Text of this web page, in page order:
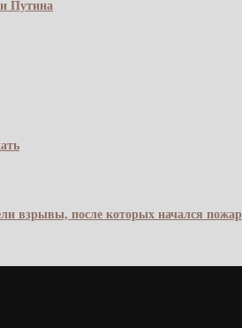
Путина
взрывы, после которых начался пожар